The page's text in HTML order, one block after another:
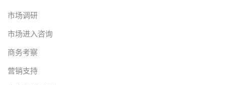
由于人口老龄化，对温度敏感药物的需求不断增长，也加
剧了对现代化和投资的需求，以保护产品的完整性。
越南冷链行业的战略投资机会
越南冷链物流市场正进入高速增长阶段，这得益于农业、
市场调研
市场进入咨询
商务考察
营销支持